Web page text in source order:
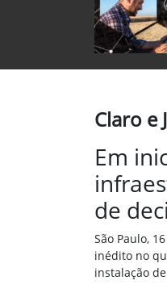
Claro e
Em
de
São Paulo,
inédito no
instalação